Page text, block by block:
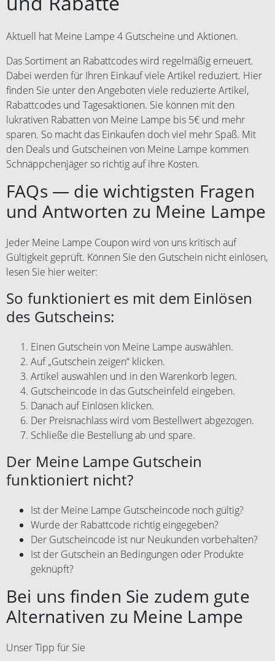
Aktuell hat Meine Lampe 4 Gutscheine und Aktionen.
Das Sortiment an Rabattcodes wird regelmäßig erneuert.
Dabei werden für Ihren Einkauf viele Artikel reduziert. Hier
finden Sie unter den Angeboten viele reduzierte Artikel,
Rabattcodes und Tagesaktionen. Sie können mit den
lukrativen Rabatten von Meine Lampe bis 5€ und mehr
sparen. So macht das Einkaufen doch viel mehr Spaß. Mit
den Deals und Gutscheinen von Meine Lampe kommen
Schnäppchenjäger so richtig auf ihre Kosten.
FAQs — die wichtigsten Fragen
und Antworten zu Meine Lampe
Jeder Meine Lampe Coupon wird von uns kritisch auf
Gültigkeit geprüft. Können Sie den Gutschein nicht einlösen,
lesen Sie hier weiter:
So funktioniert es mit dem Einlösen
des Gutscheins:
Einen Gutschein von Meine Lampe auswählen.
Auf „Gutschein zeigen“ klicken.
Artikel auswählen und in den Warenkorb legen.
Gutscheincode in das Gutscheinfeld eingeben.
Danach auf Einlösen klicken.
Der Preisnachlass wird vom Bestellwert abgezogen.
Schließe die Bestellung ab und spare.
Der Meine Lampe Gutschein
funktioniert nicht?
Ist der Meine Lampe Gutscheincode noch gültig?
Wurde der Rabattcode richtig eingegeben?
Der Gutscheincode ist nur Neukunden vorbehalten?
Ist der Gutschein an Bedingungen oder Produkte
geknüpft?
Bei uns finden Sie zudem gute
Alternativen zu Meine Lampe
Unser Tipp für Sie